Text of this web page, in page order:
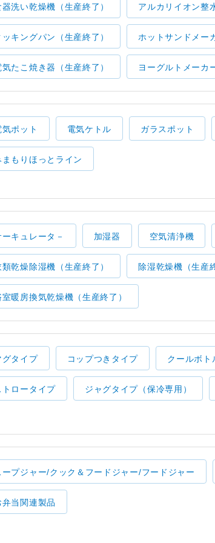
器洗い乾燥機（生産終了） アルカリイオン整
ッキングパン（生産終了） ホットサンドメー
気たこ焼き器（生産終了） ヨーグルトメーカ
気ポット 電気ケトル ガラスポット
まもりほっとライン
ーキュレータ－ 加湿器 空気清浄機
類乾燥除湿機（生産終了） 除湿乾燥機（生産
室暖房換気乾燥機（生産終了）
グタイプ コップつきタイプ クールボト
トロータイプ ジャグタイプ（保冷専用）
ープジャー/クック＆フードジャー/フードジャー
弁当関連製品